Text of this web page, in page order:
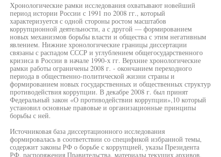
Хронологические рамки исследования охватывают новейший
период истории России с 1991 по 2008 гг., который
характеризуется с одной стороны ростом масштабов
коррупционной деятельности, а с другой — формированием
новых механизмов борьбы власти и общества с этим негативным
явлением. Нижние хронологические границы диссертации
связаны с распадом СССР и углублением общегосударственного
кризиса в России в начале 1990-х гг. Верхние хронологические
рамки работы ограничены 2008 г. - окончанием переходного
периода в общественно-политической жизни страны и
формированием новых государственных и общественных структур
противодействия коррупции. В декабре 2008 г. был принят
Федеральный закон «О противодействии коррупции»,10 который
установил основные правовые и организационные принципы
борьбы с ней.
Источниковая база диссертационного исследования
формировалась в соответствии со спецификой избранной темы,
содержит законы РФ о борьбе с коррупцией, указы Президента
РФ, распоряжения Правительства, материалы текущих архивов,